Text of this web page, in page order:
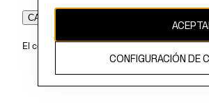
CAMBIAR REGIÓN
El contenido de esta página web está
CONFIGURACIÓN DE